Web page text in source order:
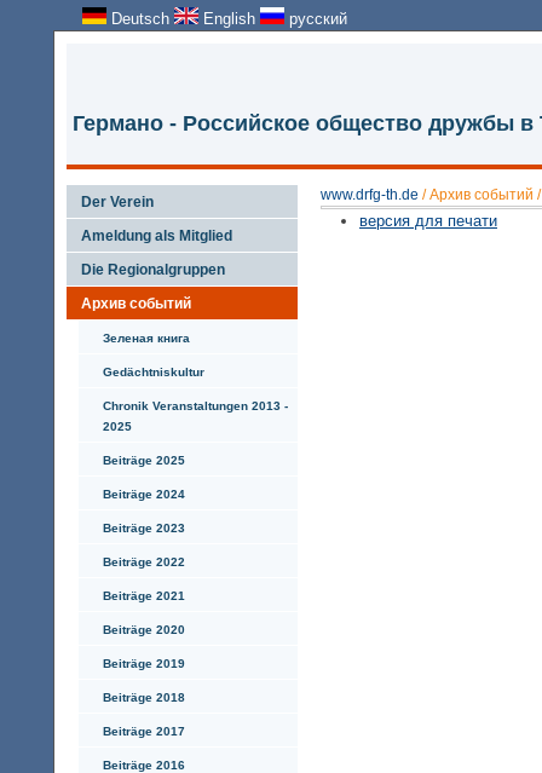
Deutsch English русский
Германо - Российское общество дружбы в
Der Verein
Ameldung als Mitglied
Die Regionalgruppen
Архив событий
Зеленая книга
Gedächtniskultur
Chronik Veranstaltungen 2013 -
2025
Beiträge 2025
Beiträge 2024
Beiträge 2023
Beiträge 2022
Beiträge 2021
Beiträge 2020
Beiträge 2019
Beiträge 2018
Beiträge 2017
Beiträge 2016
www.drfg-th.de /Архив событий
версия для печати